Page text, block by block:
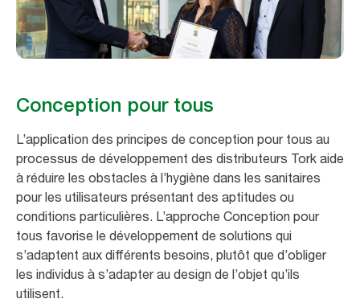
Conception pour tous
L’application des principes de conception pour tous au
processus de développement des distributeurs Tork aide
à réduire les obstacles à l’hygiène dans les sanitaires
pour les utilisateurs présentant des aptitudes ou
conditions particulières. L’approche Conception pour
tous favorise le développement de solutions qui
s’adaptent aux différents besoins, plutôt que d’obliger
les individus à s’adapter au design de l’objet qu’ils
utilisent.